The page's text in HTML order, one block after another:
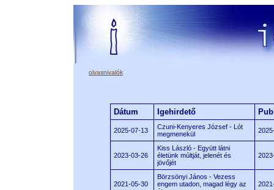
olvasnivalók
Dátum Igehirdető
2025-07-13
Czuni-Kenyeres József - Lót
megmenekül
2023-03-26
Kiss László - Együtt látni
életünk múltját, jelenét és
jövőjét
2021-05-30
Börzsönyi János - Vezess
engem utadon, magad légy az